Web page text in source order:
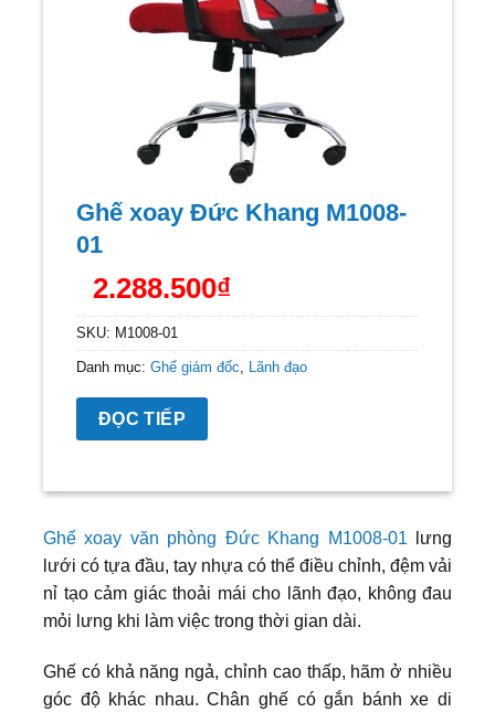
Ghế xoay Đức Khang M1008-
01
2.288.500₫
SKU: M1008-01
Danh mục: Ghế giám đốc Lãnh đạo
ĐỌC TIẾP
Ghế xoay văn phòng Đức Khang M1008-01 lưng
lưới có tựa đầu, tay nhựa có thể điều chỉnh, đệm vải
nỉ tạo cảm giác thoải mái cho lãnh đạo, không đau
mỏi lưng khi làm việc trong thời gian dài.
Ghế có khả năng ngả, chỉnh cao thấp, hãm ở nhiều
góc độ khác nhau. Chân ghế có gắn bánh xe di